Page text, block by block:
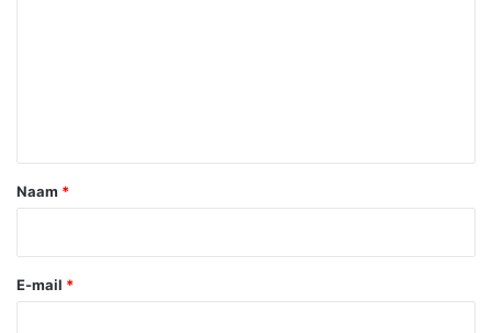
*
Naam *
E-mail *